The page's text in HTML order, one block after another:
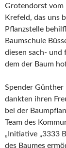
Grotendorst vom
Krefeld, das uns
Pflanzstelle
Baumschule
diesen sach- und
dem der Baum
Spender Günther
dankten ihren
bei der
Team des
„Initiative „3333
des Baumes